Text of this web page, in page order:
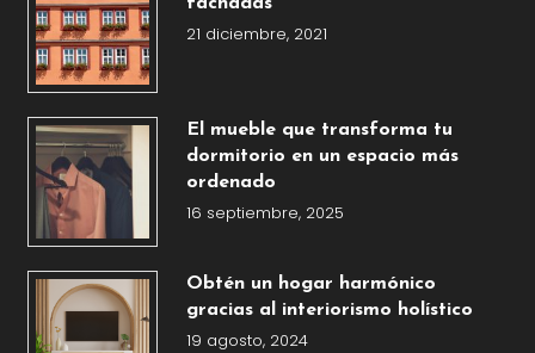
21 diciembre, 2021
El mueble que transforma tu
dormitorio en un espacio más
ordenado
16 septiembre, 2025
Obtén un hogar harmónico
gracias al interiorismo holístico
19 agosto, 2024